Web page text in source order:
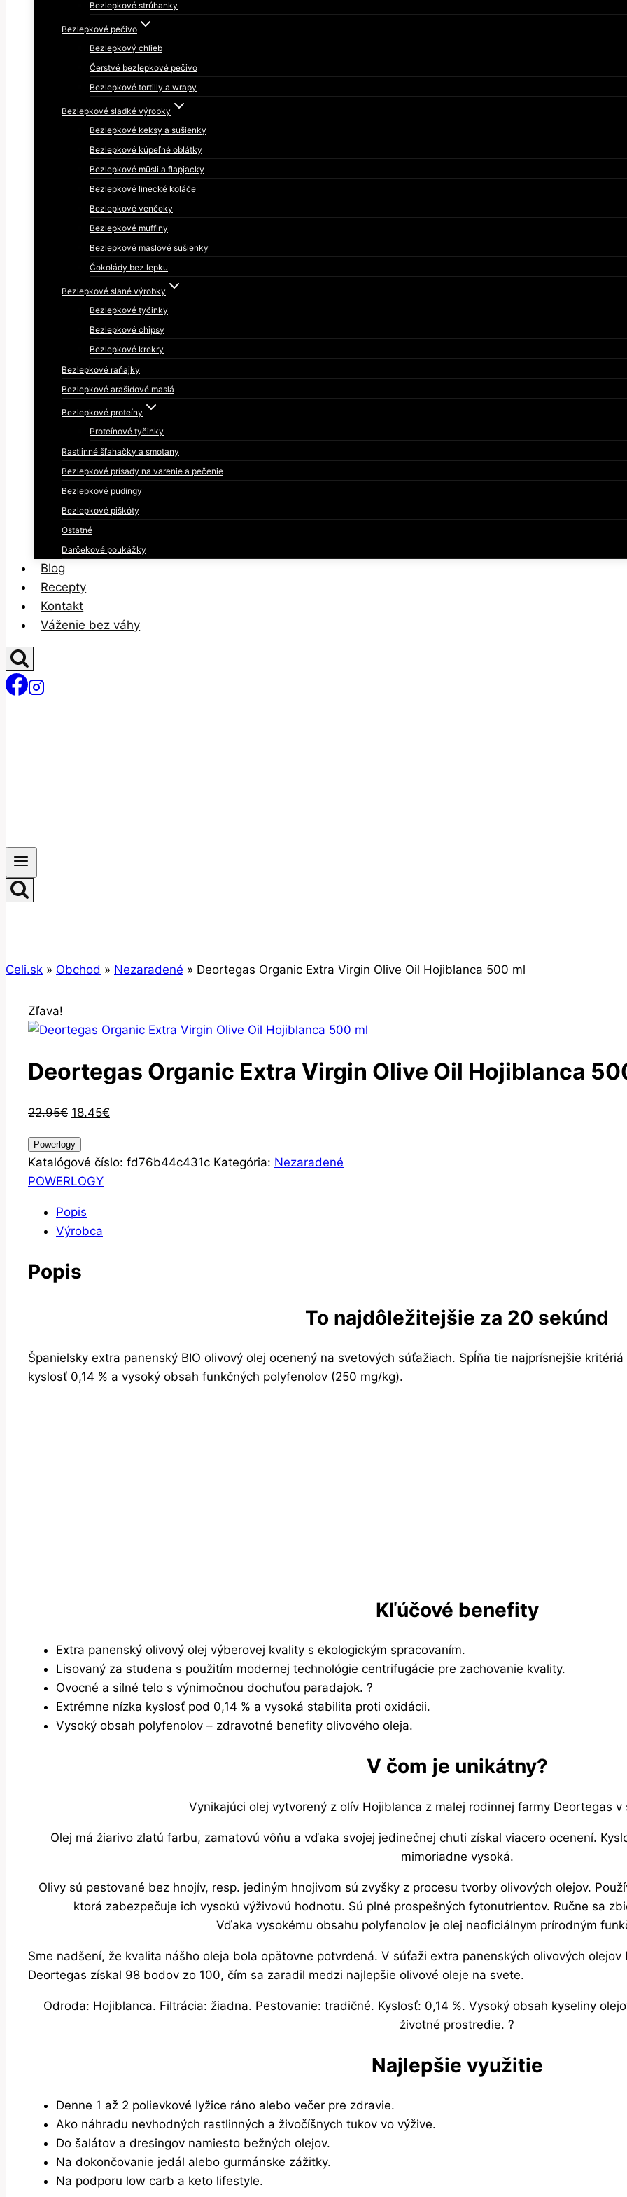
Bezlepkové strúhanky
Bezlepkové pečivo
Bezlepkový chlieb
Čerstvé bezlepkové pečivo
Bezlepkové tortilly a wrapy
Bezlepkové sladké výrobky
Bezlepkové keksy a sušienky
Bezlepkové kúpeľné oblátky
Bezlepkové müsli a flapjacky
Bezlepkové linecké koláče
Bezlepkové venčeky
Bezlepkové muffiny
Bezlepkové maslové sušienky
Čokolády bez lepku
Bezlepkové slané výrobky
Bezlepkové tyčinky
Bezlepkové chipsy
Bezlepkové krekry
Bezlepkové raňajky
Bezlepkové arašidové maslá
Bezlepkové proteíny
Proteínové tyčinky
Rastlinné šľahačky a smotany
Bezlepkové prísady na varenie a pečenie
Bezlepkové pudingy
Bezlepkové piškóty
Ostatné
Darčekové poukážky
Blog
Recepty
Kontakt
Váženie bez váhy
Celi.sk » Obchod » Nezaradené » Deortegas Organic Extra Virgin Olive Oil Hojiblanca 500 ml
Zľava!
Deortegas Organic Extra Virgin Olive Oil Hojiblanca
22.95€ Pôvodná
bola:
22.95€.
18.45€
18.45€.
Powerlogy
Katalógové číslo: fd76b44c431c Kategória: Nezaradené
POWERLOGY
Popis
Výrobca
Popis
To najdôležitejšie za 20 sekúnd
Španielsky extra panenský BIO olivový olej ocenený na svetových súťažiach. Spĺňa tie najprísnejšie
kyslosť 0,14 % a vysoký obsah funkčných polyfenolov (250 mg/kg).
Kľúčové benefity
Extra panenský olivový olej výberovej kvality s ekologickým spracovaním.
Lisovaný za studena s použitím modernej technológie centrifugácie pre zachovanie kvality.
Ovocné a silné telo s výnimočnou dochuťou paradajok. ?
Extrémne nízka kyslosť pod 0,14 % a vysoká stabilita proti oxidácii.
Vysoký obsah polyfenolov – zdravotné benefity olivového oleja.
V čom je unikátny?
Vynikajúci olej vytvorený z olív Hojiblanca z malej rodinnej farmy Deortegas v
Olej má žiarivo zlatú farbu, zamatovú vôňu a vďaka svojej jedinečnej chuti získal viacero ocenení.
mimoriadne vysoká.
Olivy sú pestované bez hnojív, resp. jediným hnojivom sú zvyšky z procesu tvorby olivových olejov.
ktorá zabezpečuje ich vysokú výživovú hodnotu. Sú plné prospešných fytonutrientov. Ručne sa
Vďaka vysokému obsahu polyfenolov je olej neoficiálnym prírodným
Sme nadšení, že kvalita nášho oleja bola opätovne potvrdená. V súťaži extra panenských olivových
Deortegas získal 98 bodov zo 100, čím sa zaradil medzi najlepšie olivové oleje na svete.
Odroda: Hojiblanca. Filtrácia: žiadna. Pestovanie: tradičné. Kyslosť: 0,14 %. Vysoký obsah kyseliny
životné prostredie. ?
Najlepšie využitie
Denne 1 až 2 polievkové lyžice ráno alebo večer pre zdravie.
Ako náhradu nevhodných rastlinných a živočíšnych tukov vo výžive.
Do šalátov a dresingov namiesto bežných olejov.
Na dokončovanie jedál alebo gurmánske zážitky.
Na podporu low carb a keto lifestyle.